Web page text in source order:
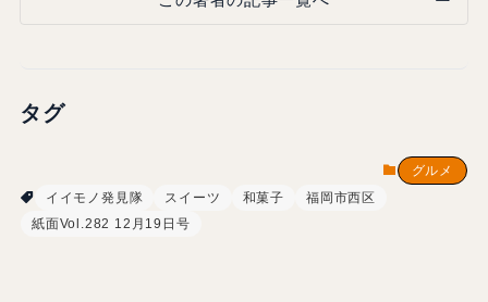
タグ
グルメ
イイモノ発見隊
スイーツ 和菓子
福岡市西区
紙面Vol.282 12月19日号